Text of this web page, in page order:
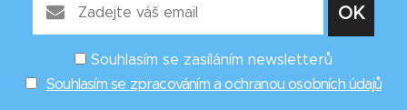
Souhlasím se zasíláním newsletterů
Souhlasím se zpracováním a ochranou osobních údajů